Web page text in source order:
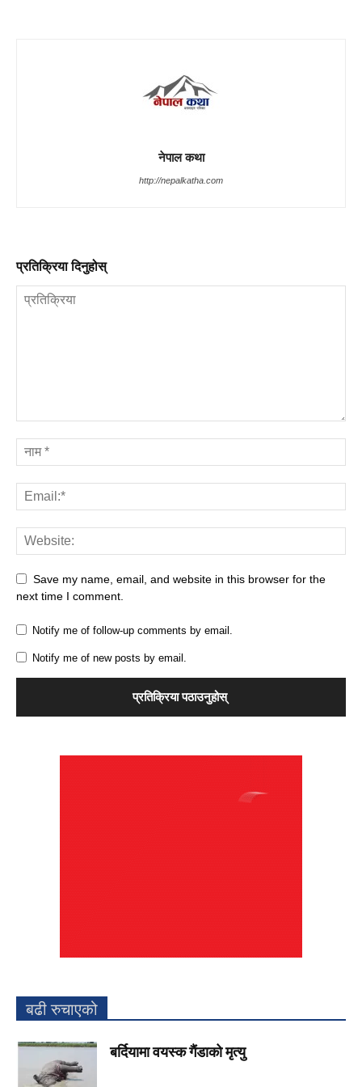
नेपाल कथा
http://nepalkatha.com
प्रतिक्रिया दिनुहोस्
Save my name, email, and website in this browser for the
next time I comment.
Notify me of follow-up comments by email.
Notify me of new posts by email.
बढी रुचाएको
बर्दियामा वयस्क गैंडाको मृत्यु